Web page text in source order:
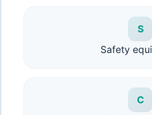
S
Safety
C